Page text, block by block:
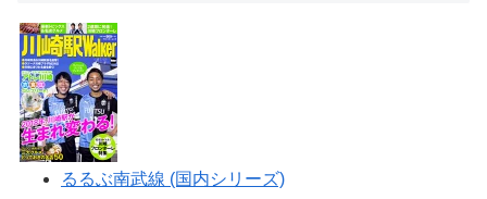
るるぶ南武線 (国内シリーズ)